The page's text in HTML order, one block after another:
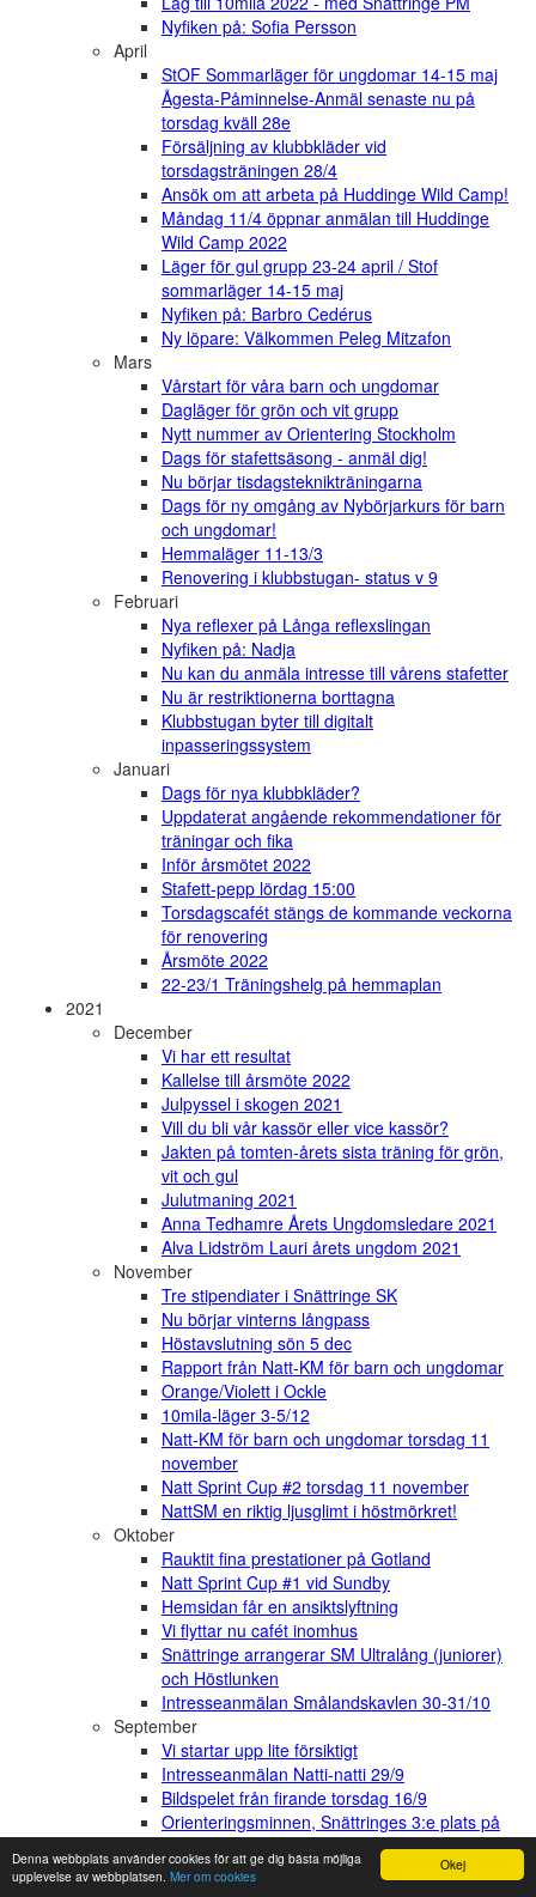
Okej
Denna webbplats använder cookies för att ge dig bästa möjliga
upplevelse av webbplatsen. Mer om cookies
Nyfiken på: Sofia Persson
April
StOF Sommarläger för ungdomar 14-15 maj
Ågesta-Påminnelse-Anmäl senaste nu på
torsdag kväll 28e
Försäljning av klubbkläder vid
torsdagsträningen 28/4
Ansök om att arbeta på Huddinge Wild Camp!
Måndag 11/4 öppnar anmälan till Huddinge
Wild Camp 2022
Läger för gul grupp 23-24 april / Stof
sommarläger 14-15 maj
Nyfiken på: Barbro Cedérus
Ny löpare: Välkommen Peleg Mitzafon
Mars
Vårstart för våra barn och ungdomar
Dagläger för grön och vit grupp
Nytt nummer av Orientering Stockholm
Dags för stafettsäsong - anmäl dig!
Nu börjar tisdagsteknikträningarna
Dags för ny omgång av Nybörjarkurs för barn
och ungdomar!
Hemmaläger 11-13/3
Renovering i klubbstugan- status v 9
Februari
Nya reflexer på Långa reflexslingan
Nyfiken på: Nadja
Nu kan du anmäla intresse till vårens stafetter
Nu är restriktionerna borttagna
Klubbstugan byter till digitalt
inpasseringssystem
Januari
Dags för nya klubbkläder?
Uppdaterat angående rekommendationer för
träningar och fika
Inför årsmötet 2022
Stafett-pepp lördag 15:00
Torsdagscafét stängs de kommande veckorna
för renovering
Årsmöte 2022
22-23/1 Träningshelg på hemmaplan
2021
December
Vi har ett resultat
Kallelse till årsmöte 2022
Julpyssel i skogen 2021
Vill du bli vår kassör eller vice kassör?
Jakten på tomten-årets sista träning för grön,
vit och gul
Julutmaning 2021
Anna Tedhamre Årets Ungdomsledare 2021
Alva Lidström Lauri årets ungdom 2021
November
Tre stipendiater i Snättringe SK
Nu börjar vinterns långpass
Höstavslutning sön 5 dec
Rapport från Natt-KM för barn och ungdomar
Orange/Violett i Ockle
10mila-läger 3-5/12
Natt-KM för barn och ungdomar torsdag 11
november
Natt Sprint Cup #2 torsdag 11 november
NattSM en riktig ljusglimt i höstmörkret!
Oktober
Rauktit fina prestationer på Gotland
Natt Sprint Cup #1 vid Sundby
Hemsidan får en ansiktslyftning
Vi flyttar nu cafét inomhus
Snättringe arrangerar SM Ultralång (juniorer)
och Höstlunken
Intresseanmälan Smålandskavlen 30-31/10
September
Vi startar upp lite försiktigt
Intresseanmälan Natti-natti 29/9
Bildspelet från firande torsdag 16/9
Orienteringsminnen, Snättringes 3:e plats på
Nu digitaliserar vi kvittohanteringen